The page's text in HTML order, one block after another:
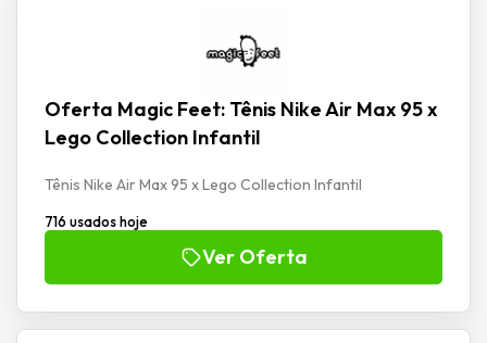
Oferta Magic Feet: Tênis Nike Air Max 95 x
Lego Collection Infantil
Tênis Nike Air Max 95 x Lego Collection Infantil
716 usados hoje
Ver Oferta